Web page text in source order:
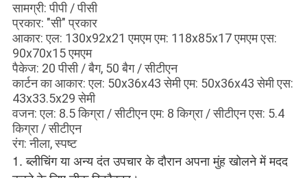
सामग्री: पीपी / पीसी
प्रकार: "सी" प्रकार
आकार: एल: 130x92x21 एमएम एम: 118x85x17 एमएम एस:
90x70x15 एमएम
पैकेज: 20 पीसी / बैग, 50 बैग / सीटीएन
कार्टन का आकार: एल: 50x36x43 सेमी एम: 50x36x43 सेमी एस:
43x33.5x29 सेमी
वजन: एल: 8.5 किग्रा / सीटीएन एम: 8 किग्रा / सीटीएन एस: 5.4
किग्रा / सीटीएन
रंग: नीला, स्पष्ट
1. ब्लीचिंग या अन्य दंत उपचार के दौरान अपना मुंह खोलने में मदद